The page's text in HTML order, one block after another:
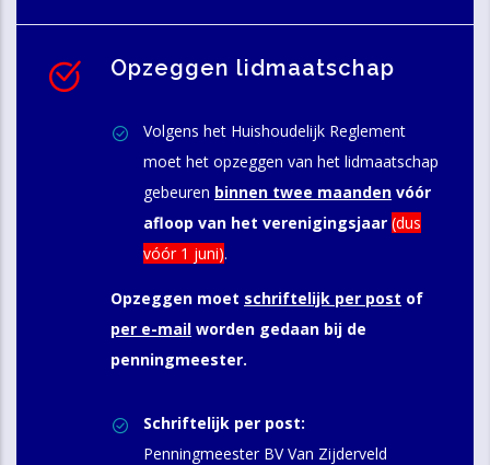
Opzeggen lidmaatschap
Volgens het Huishoudelijk Reglement
moet het opzeggen van het lidmaatschap
gebeuren binnen twee maanden vóór
afloop van het verenigingsjaar (dus
vóór 1 juni).
Opzeggen moet schriftelijk per post of
per e-mail worden gedaan bij de
penningmeester.
Schriftelijk per post:
Penningmeester BV Van Zijderveld